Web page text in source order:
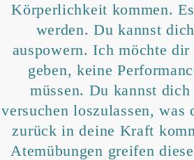
Körperlichkeit kommen.
werden. Du kannst
auspowern. Ich möchte
geben, keine
müssen. Du kannst dich
versuchen loszulassen,
zurück in deine Kraft
Atemübungen greifen